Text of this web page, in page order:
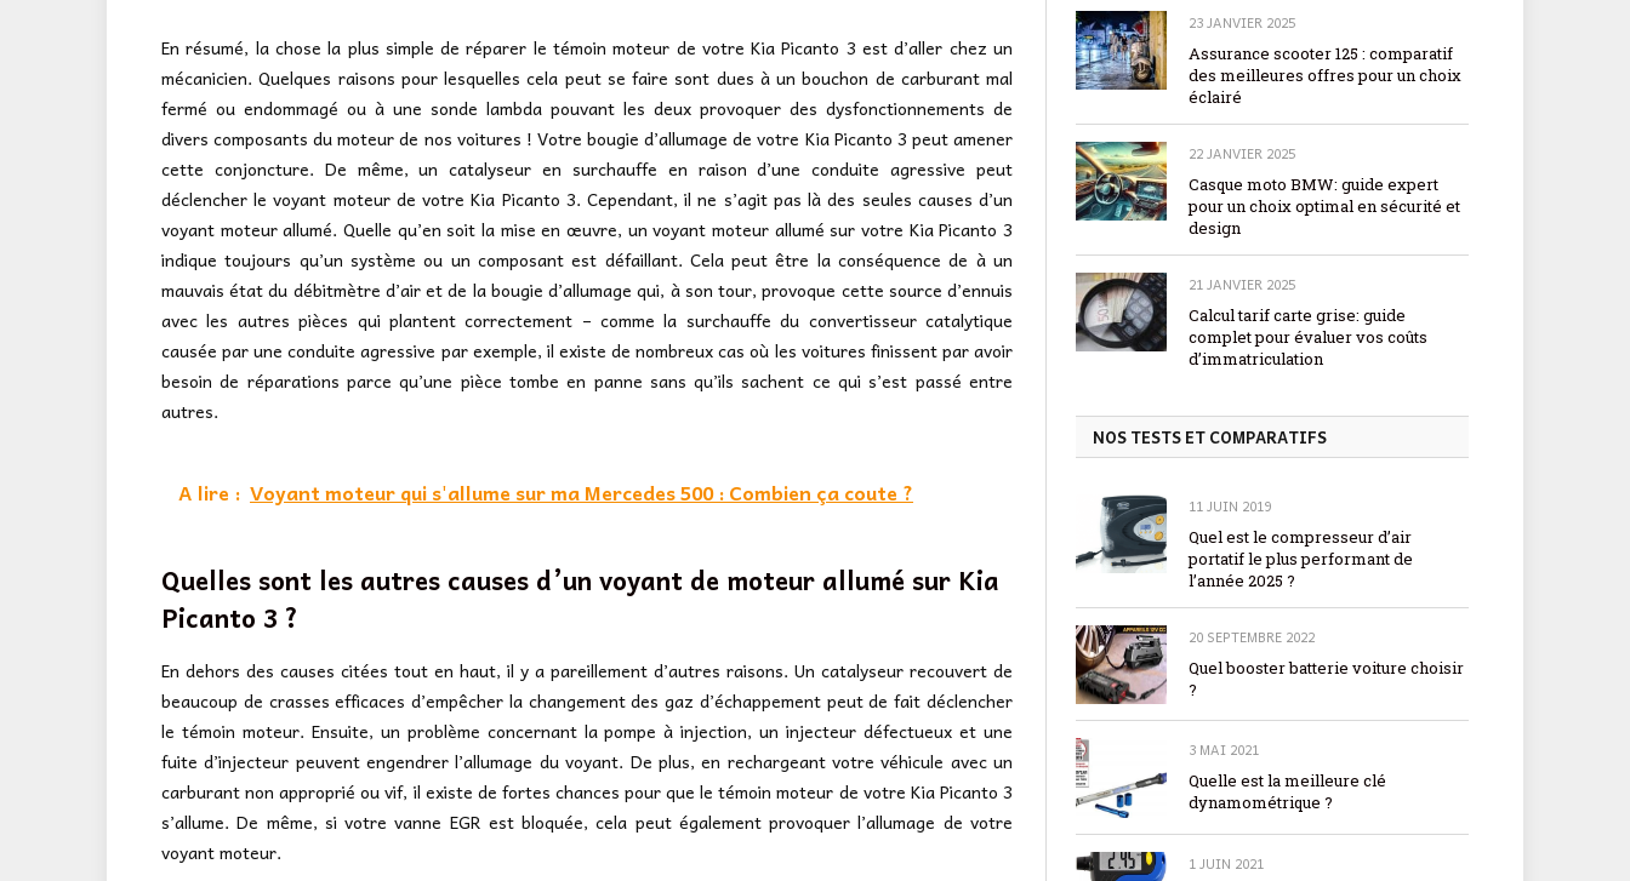
En résumé, la chose la plus simple de réparer le témoin moteur de votre Kia Picanto 3 est d’aller chez un
mécanicien. Quelques raisons pour lesquelles cela peut se faire sont dues à un bouchon de carburant mal
fermé ou endommagé ou à une sonde lambda pouvant les deux provoquer des dysfonctionnements de
divers composants du moteur de nos voitures ! Votre bougie d’allumage de votre Kia Picanto 3 peut amener
cette conjoncture. De même, un catalyseur en surchauffe en raison d’une conduite agressive peut
déclencher le voyant moteur de votre Kia Picanto 3. Cependant, il ne s’agit pas là des seules causes d’un
voyant moteur allumé. Quelle qu’en soit la mise en œuvre, un voyant moteur allumé sur votre Kia Picanto 3
indique toujours qu’un système ou un composant est défaillant. Cela peut être la conséquence de à un
mauvais état du débitmètre d’air et de la bougie d’allumage qui, à son tour, provoque cette source d’ennuis
avec les autres pièces qui plantent correctement – comme la surchauffe du convertisseur catalytique
causée par une conduite agressive par exemple, il existe de nombreux cas où les voitures finissent par avoir
besoin de réparations parce qu’une pièce tombe en panne sans qu’ils sachent ce qui s’est passé entre
autres.
A lire : Voyant moteur qui s'allume sur ma Mercedes 500 : Combien ça coute ?
Quelles sont les autres causes d’un voyant de moteur allumé sur Kia
Picanto 3 ?
En dehors des causes citées tout en haut, il y a pareillement d’autres raisons. Un catalyseur recouvert de
beaucoup de crasses efficaces d’empêcher la changement des gaz d’échappement peut de fait déclencher
le témoin moteur. Ensuite, un problème concernant la pompe à injection, un injecteur défectueux et une
fuite d’injecteur peuvent engendrer l’allumage du voyant. De plus, en rechargeant votre véhicule avec un
carburant non approprié ou vif, il existe de fortes chances pour que le témoin moteur de votre Kia Picanto 3
s’allume. De même, si votre vanne EGR est bloquée, cela peut également provoquer l’allumage de votre
voyant moteur.
23 JANVIER 2025
Assurance scooter 125 : comparatif
des meilleures offres pour un choix
éclairé
22 JANVIER 2025
Casque moto BMW: guide expert
pour un choix optimal en sécurité et
design
21 JANVIER 2025
Calcul tarif carte grise: guide
complet pour évaluer vos coûts
d’immatriculation
NOS TESTS ET COMPARATIFS
11 JUIN 2019
Quel est le compresseur d’air
portatif le plus performant de
l’année 2025 ?
20 SEPTEMBRE 2022
Quel booster batterie voiture choisir
?
3 MAI 2021
Quelle est la meilleure clé
dynamométrique ?
1 JUIN 2021